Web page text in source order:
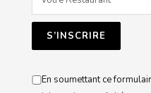
En soumettant ce